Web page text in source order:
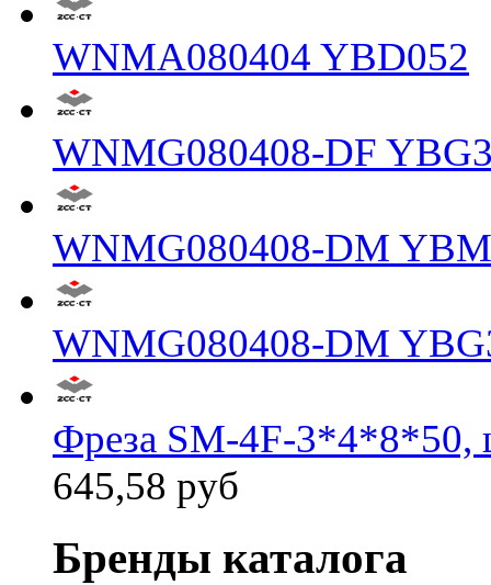
WNMA080404 YBD052
WNMG080408-DF
WNMG080408-DM
WNMG080408-DM
Фреза SM-4F-3*4*8*50,
645,58 руб
Бренды каталога